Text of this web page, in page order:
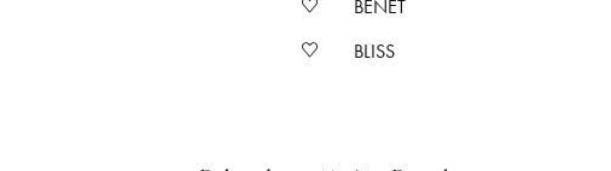
BENET
BLISS